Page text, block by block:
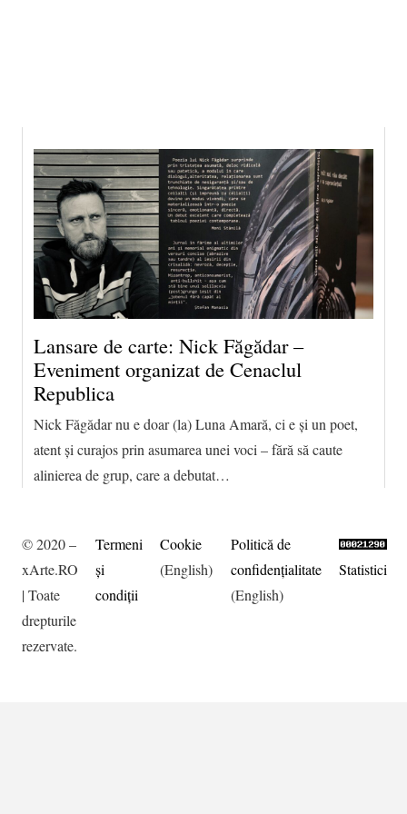
Lansare de carte: Nick Făgădar –
Eveniment organizat de Cenaclul
Republica
Nick Făgădar nu e doar (la) Luna Amară, ci e și un poet,
atent și curajos prin asumarea unei voci – fără să caute
alinierea de grup, care a debutat…
© 2020 –
xArte.RO
| Toate
drepturile
rezervate.
Termeni
şi
condiţii
Cookie
(English)
Politică de
confidențialitate
(English)
Statistici